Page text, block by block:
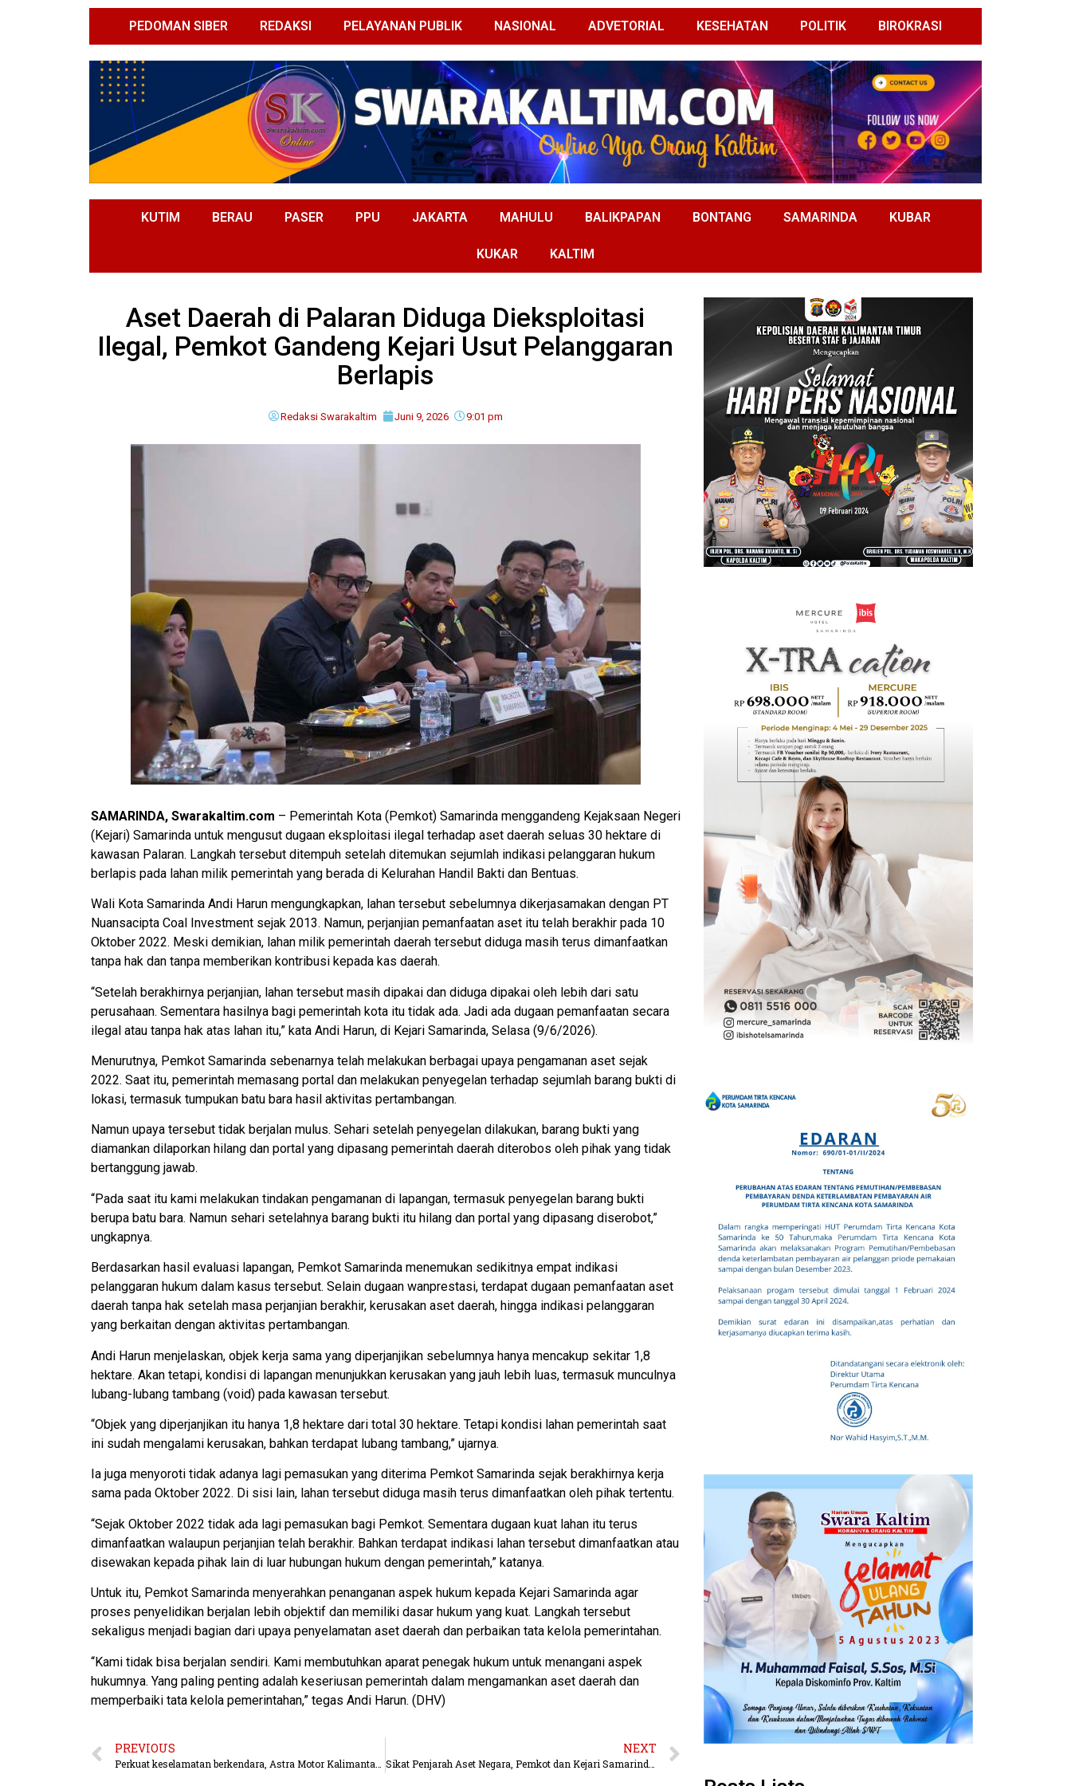
PEDOMAN SIBER REDAKSI PELAYANAN PUBLIK NASIONAL ADVETORIAL KESEHATAN POLITIK BIROKRASI
KUTIM BERAU PASER PPU JAKARTA MAHULU BALIKPAPAN BONTANG SAMARINDA KUBAR
KUKAR KALTIM
Aset Daerah di Palaran Diduga Dieksploitasi
Ilegal, Pemkot Gandeng Kejari Usut Pelanggaran
Berlapis
Redaksi Swarakaltim Juni 9, 2026 9:01 pm
SAMARINDA, Swarakaltim.com – Pemerintah Kota (Pemkot) Samarinda menggandeng Kejaksaan Negeri
(Kejari) Samarinda untuk mengusut dugaan eksploitasi ilegal terhadap aset daerah seluas 30 hektare di
kawasan Palaran. Langkah tersebut ditempuh setelah ditemukan sejumlah indikasi pelanggaran hukum
berlapis pada lahan milik pemerintah yang berada di Kelurahan Handil Bakti dan Bentuas.
Wali Kota Samarinda Andi Harun mengungkapkan, lahan tersebut sebelumnya dikerjasamakan dengan PT
Nuansacipta Coal Investment sejak 2013. Namun, perjanjian pemanfaatan aset itu telah berakhir pada 10
Oktober 2022. Meski demikian, lahan milik pemerintah daerah tersebut diduga masih terus dimanfaatkan
tanpa hak dan tanpa memberikan kontribusi kepada kas daerah.
“Setelah berakhirnya perjanjian, lahan tersebut masih dipakai dan diduga dipakai oleh lebih dari satu
perusahaan. Sementara hasilnya bagi pemerintah kota itu tidak ada. Jadi ada dugaan pemanfaatan secara
ilegal atau tanpa hak atas lahan itu,” kata Andi Harun, di Kejari Samarinda, Selasa (9/6/2026).
Menurutnya, Pemkot Samarinda sebenarnya telah melakukan berbagai upaya pengamanan aset sejak
2022. Saat itu, pemerintah memasang portal dan melakukan penyegelan terhadap sejumlah barang bukti di
lokasi, termasuk tumpukan batu bara hasil aktivitas pertambangan.
Namun upaya tersebut tidak berjalan mulus. Sehari setelah penyegelan dilakukan, barang bukti yang
diamankan dilaporkan hilang dan portal yang dipasang pemerintah daerah diterobos oleh pihak yang tidak
bertanggung jawab.
“Pada saat itu kami melakukan tindakan pengamanan di lapangan, termasuk penyegelan barang bukti
berupa batu bara. Namun sehari setelahnya barang bukti itu hilang dan portal yang dipasang diserobot,”
ungkapnya.
Berdasarkan hasil evaluasi lapangan, Pemkot Samarinda menemukan sedikitnya empat indikasi
pelanggaran hukum dalam kasus tersebut. Selain dugaan wanprestasi, terdapat dugaan pemanfaatan aset
daerah tanpa hak setelah masa perjanjian berakhir, kerusakan aset daerah, hingga indikasi pelanggaran
yang berkaitan dengan aktivitas pertambangan.
Andi Harun menjelaskan, objek kerja sama yang diperjanjikan sebelumnya hanya mencakup sekitar 1,8
hektare. Akan tetapi, kondisi di lapangan menunjukkan kerusakan yang jauh lebih luas, termasuk munculnya
lubang-lubang tambang (void) pada kawasan tersebut.
“Objek yang diperjanjikan itu hanya 1,8 hektare dari total 30 hektare. Tetapi kondisi lahan pemerintah saat
ini sudah mengalami kerusakan, bahkan terdapat lubang tambang,” ujarnya.
Ia juga menyoroti tidak adanya lagi pemasukan yang diterima Pemkot Samarinda sejak berakhirnya kerja
sama pada Oktober 2022. Di sisi lain, lahan tersebut diduga masih terus dimanfaatkan oleh pihak tertentu.
“Sejak Oktober 2022 tidak ada lagi pemasukan bagi Pemkot. Sementara dugaan kuat lahan itu terus
dimanfaatkan walaupun perjanjian telah berakhir. Bahkan terdapat indikasi lahan tersebut dimanfaatkan atau
disewakan kepada pihak lain di luar hubungan hukum dengan pemerintah,” katanya.
Untuk itu, Pemkot Samarinda menyerahkan penanganan aspek hukum kepada Kejari Samarinda agar
proses penyelidikan berjalan lebih objektif dan memiliki dasar hukum yang kuat. Langkah tersebut
sekaligus menjadi bagian dari upaya penyelamatan aset daerah dan perbaikan tata kelola pemerintahan.
“Kami tidak bisa berjalan sendiri. Kami membutuhkan aparat penegak hukum untuk menangani aspek
hukumnya. Yang paling penting adalah keseriusan pemerintah dalam mengamankan aset daerah dan
memperbaiki tata kelola pemerintahan,” tegas Andi Harun. (DHV)
PREVIOUS NEXT